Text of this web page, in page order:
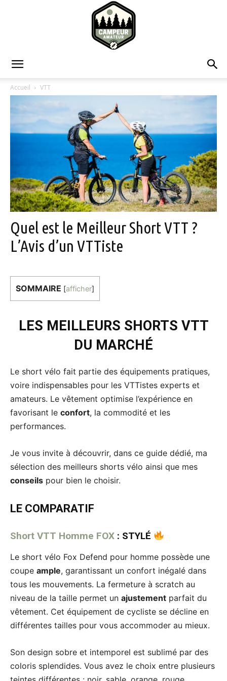
Amateur
Accueil VTT
Quel est le Meilleur Short VTT ?
L’Avis d’un VTTiste
SOMMAIRE [afficher]
LES MEILLEURS SHORTS VTT
DU MARCHÉ
Le short vélo fait partie des équipements pratiques,
voire indispensables pour les VTTistes experts et
amateurs. Le vêtement optimise l’expérience en
favorisant le confort, la commodité et les
performances.
Je vous invite à découvrir, dans ce guide dédié, ma
sélection des meilleurs shorts vélo ainsi que mes
conseils pour bien le choisir.
LE COMPARATIF
Short VTT Homme FOX : STYLÉ
Le short vélo Fox Defend pour homme possède une
coupe ample, garantissant un confort inégalé dans
tous les mouvements. La fermeture à scratch au
niveau de la taille permet un ajustement parfait du
vêtement. Cet équipement de cycliste se décline en
différentes tailles pour vous accommoder au mieux.
Son design sobre et intemporel est sublimé par des
coloris splendides. Vous avez le choix entre plusieurs